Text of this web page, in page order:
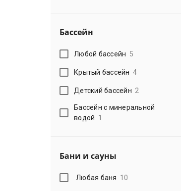
Бассейн
Любой бассейн 5
Крытый бассейн 4
Детский бассейн 2
Бассейн с минеральной
водой 1
Бани и сауны
Любая баня 10